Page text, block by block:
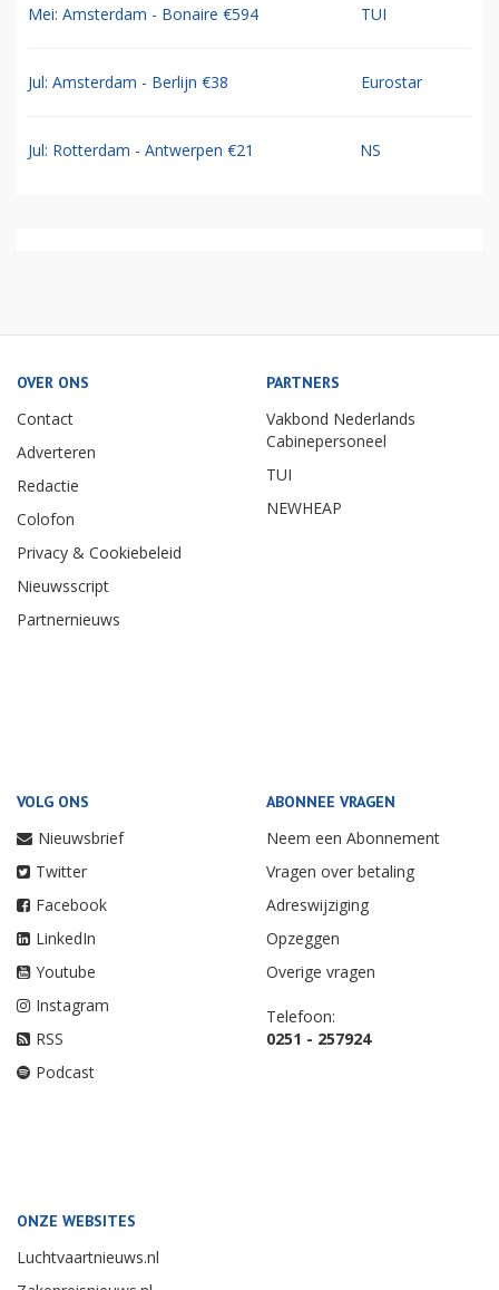
Mei: Amsterdam - Bonaire €594 TUI
Jul: Amsterdam - Berlijn €38 Eurostar
Jul: Rotterdam - Antwerpen €21 NS
OVER ONS
Contact
Adverteren
Redactie
Colofon
Privacy & Cookiebeleid
Nieuwsscript
Partnernieuws
PARTNERS
Vakbond Nederlands
Cabinepersoneel
TUI
NEWHEAP
VOLG ONS
Nieuwsbrief
Twitter
Facebook
LinkedIn
Youtube
Instagram
RSS
Podcast
ABONNEE VRAGEN
Neem een Abonnement
Vragen over betaling
Adreswijziging
Opzeggen
Overige vragen
Telefoon:
0251 - 257924
ONZE WEBSITES
Luchtvaartnieuws.nl